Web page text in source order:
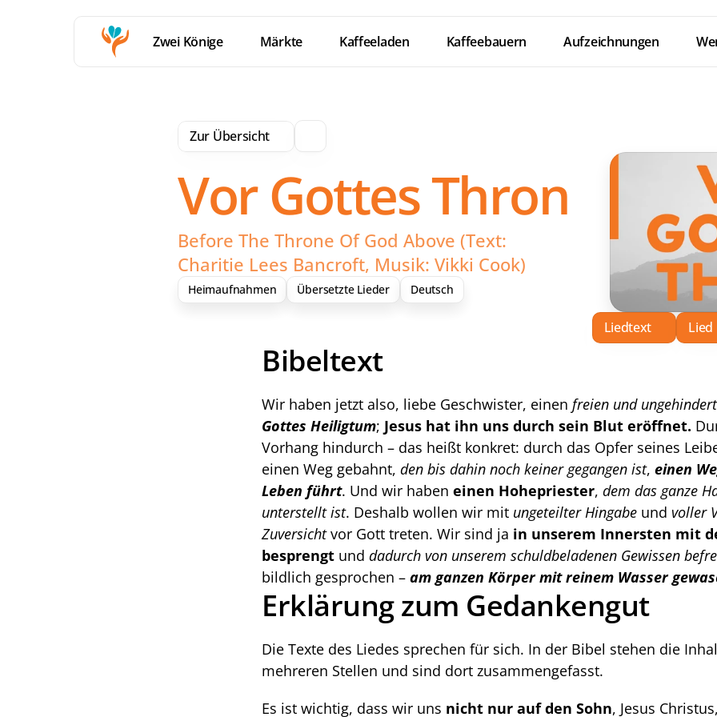
Zwei Könige Märkte Kaffeeladen Kaffeebauern Aufzeichnungen
Zur Übersicht
Vor Gottes Thron
Before The Throne Of God Above (Text:
Charitie Lees Bancroft, Musik: Vikki Cook)
Heimaufnahmen Übersetzte Lieder Deutsch
Liedtext Lied
Bibeltext
Wir haben jetzt also, liebe Geschwister, einen freien und
Gottes Heiligtum; Jesus hat ihn uns durch sein Blut eröffnet.
Vorhang hindurch – das heißt konkret: durch das Opfer seines
einen Weg gebahnt, den bis dahin noch keiner gegangen ist, einen
Leben führt. Und wir haben einen Hohepriester, dem das ganze
unterstellt ist. Deshalb wollen wir mit ungeteilter Hingabe und voller
Zuversicht vor Gott treten. Wir sind ja in unserem Innersten mit
besprengt und dadurch von unserem schuldbeladenen Gewissen
bildlich gesprochen – am ganzen Körper mit reinem Wasser
Erklärung zum Gedankengut
Die Texte des Liedes sprechen für sich. In der Bibel stehen die
mehreren Stellen und sind dort zusammengefasst.
Es ist wichtig, dass wir uns nicht nur auf den Sohn, Jesus Christus,